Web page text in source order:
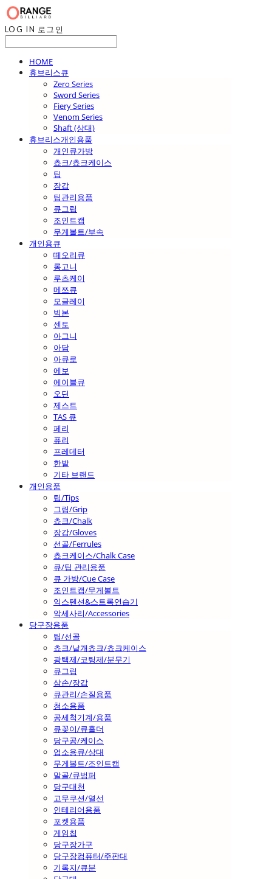
LOG IN 로그인
HOME
휴브리스큐
Zero Series
Sword Series
Fiery Series
Venom Series
Shaft (상대)
휴브리스개인용품
개인큐가방
쵸크/쵸크케이스
팁
장갑
팁관리용품
큐그립
조인트캡
무게볼트/부속
개인용큐
떼오리큐
롱고니
루츠케이
메쯔큐
모글레이
빅본
센토
아그니
아담
아큐로
에보
에이블큐
오딘
제스트
TAS 큐
페리
퓨리
프레데터
한밭
기타 브랜드
개인용품
팁/Tips
그립/Grip
쵸크/Chalk
장갑/Gloves
선골/Ferrules
쵸크케이스/Chalk Case
큐/팁 관리용품
큐 가방/Cue Case
조인트캡/무게볼트
익스텐션&스트록연습기
악세사리/Accessories
당구장용품
팁/선골
쵸크/낱개쵸크/쵸크케이스
광택제/코팅제/분무기
큐그립
삼손/장갑
큐관리/손질용품
청소용품
공세척기계/용품
큐꽂이/큐홀더
당구공/케이스
업소용큐/상대
무게볼트/조인트캡
말골/큐범퍼
당구대천
고무쿠션/열선
인테리어용품
포켓용품
게임칩
당구장가구
당구장컴퓨터/주판대
기록지/큐분